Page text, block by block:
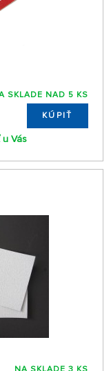
SKLADE NAD 5 KS
KÚPIŤ
Vás